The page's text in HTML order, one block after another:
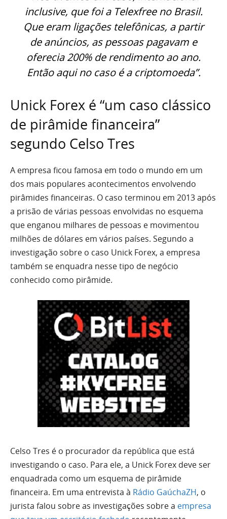
inclusive, que foi a Telexfree no Brasil.
Que eram ligações telefônicas, a partir
de anúncios, as pessoas pagavam e
oferecia 200% de rendimento ao ano.
Então aqui no caso é a criptomoeda”.
Unick Forex é “um caso clássico
de pirâmide financeira”
segundo Celso Tres
A empresa ficou famosa em todo o mundo em um
dos mais populares acontecimentos envolvendo
pirâmides financeiras. O caso terminou em 2013 após
a prisão de várias pessoas envolvidas no esquema
que enganou milhares de pessoas e movimentou
milhões de dólares em vários países. Segundo a
investigação sobre o caso Unick Forex, a empresa
também se enquadra nesse tipo de negócio
conhecido como pirâmide.
Celso Tres é o procurador da república que está
investigando o caso. Para ele, a Unick Forex deve ser
enquadrada como um esquema de pirâmide
financeira. Em uma entrevista à Rádio GaúchaZH, o
jurista falou sobre as investigações sobre a empresa